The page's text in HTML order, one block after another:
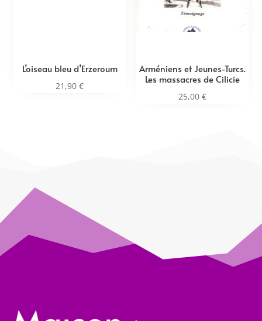
L’oiseau bleu d’Erzeroum
21,90€
Arméniens et Jeunes-Turcs.
Les massacres de Cilicie
25,00 €